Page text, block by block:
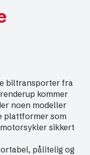
biltransporter fra
kommer
noen modeller
plattformer som
sikkert
pålitelig og